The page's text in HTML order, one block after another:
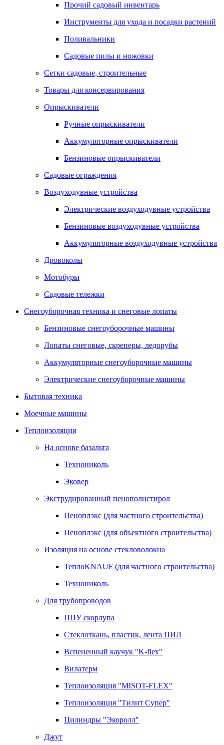
Прочий садовый инвентарь
Инструменты для ухода и посадки растений
Поливальники
Садовые пилы и ножовки
Сетки садовые, строительные
Товары для консервирования
Опрыскиватели
Ручные опрыскиватели
Аккумуляторные опрыскиватели
Бензиновые опрыскиватели
Садовые ограждения
Воздуходувные устройства
Электрические воздуходувные устройства
Бензиновые воздуходувные устройства
Аккумуляторные воздуходувные устройства
Дровоколы
Мотобуры
Садовые тележки
Снегоуборочная техника и снеговые лопаты
Бензиновые снегоуборочные машины
Лопаты снеговые, скреперы, ледорубы
Аккумуляторные снегоуборочные машины
Электрические снегоуборочные машины
Бытовая техника
Моечные машины
Теплоизоляция
На основе базальта
Технониколь
Эковер
Экструдированный пенополистирол
Пеноплэкс (для частного строительства)
Пеноплэкс (для объектного строительства)
Изоляция на основе стекловолокна
ТеплоKNAUF (для частного строительства)
Технониколь
Для трубопроводов
ППУ скорлупа
Стеклоткань, пластик, лента ПИЛ
Вспененный каучук "K-flex"
Вилатерм
Теплоизоляция "MISOT-FLEX"
Теплоизоляция "Тилит Супер"
Цилиндры "Экоролл"
Джут